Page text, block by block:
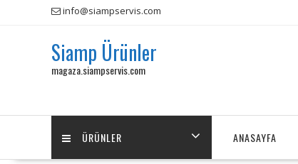
info@siampservis.com
Siamp Ürünler
magaza.siampservis.com
ÜRÜNLER ANASAYFA